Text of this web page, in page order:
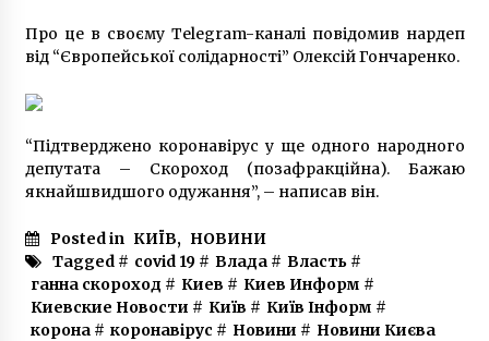
У Києві прогнозують погіршення погоди:
МОЗ починає перетворення Палацу спорту у
Києві на госпіталь для хворих на COVID-19
Зеленый театр: Разваливающаяся культурная
крепость в центре столицы
9 років ago
Про це в своєму Telegram-каналі повідомив нардеп
від “Європейської солідарності” Олексій Гончаренко.
“Підтверджено коронавірус у ще одного народного
депутата – Скороход (позафракційна). Бажаю
якнайшвидшого одужання”, – написав він.
Posted in КИЇВ, НОВИНИ
Tagged # covid 19# Влада# Власть#
ганна скороход # Киев # Киев Информ #
Киевские Новости # Київ # Київ Інформ #
корона# коронавірус # Новини # Новини Києва